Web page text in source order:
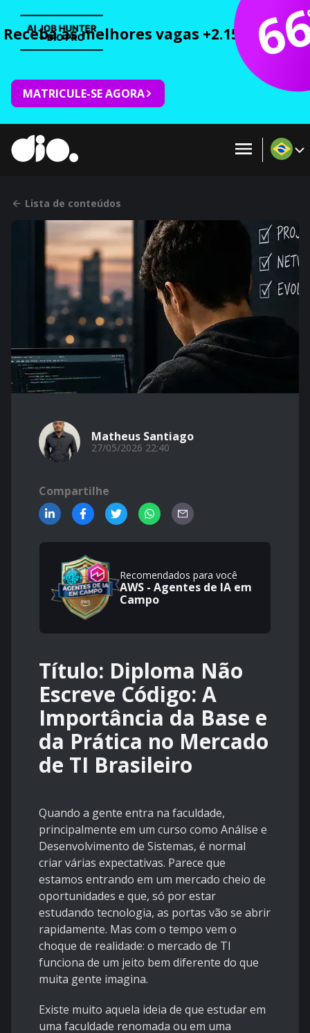
Receba as melhores vagas +2.150 cursos
MATRICULE-SE AGORA
Lista de conteúdos
Matheus Santiago
27/05/2026 22:40
Compartilhe
Recomendados para você
AWS - Agentes de IA em
Campo
Título: Diploma Não
Escreve Código: A
Importância da Base e
da Prática no Mercado
de TI Brasileiro
Quando a gente entra na faculdade,
principalmente em um curso como Análise e
Desenvolvimento de Sistemas, é normal
criar várias expectativas. Parece que
estamos entrando em um mercado cheio de
oportunidades e que, só por estar
estudando tecnologia, as portas vão se abrir
rapidamente. Mas com o tempo vem o
choque de realidade: o mercado de TI
funciona de um jeito bem diferente do que
muita gente imagina.
Existe muito aquela ideia de que estudar em
uma faculdade renomada ou em uma